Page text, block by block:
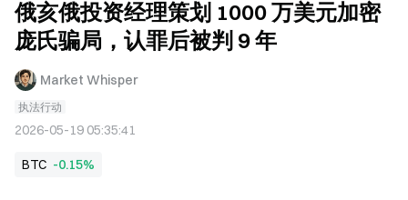
俄亥俄投资经理策划 1000 万美元加密
庞氏骗局，认罪后被判 9 年
Market Whisper
执法行动
2026-05-19 05:35:41
BTC -0.15%